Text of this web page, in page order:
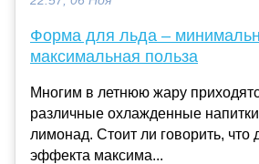
Форма для льда –
максимальная польза
Многим в летнюю жару
различные охлажденные
лимонад. Стоит ли говорить, что
эффекта максима...